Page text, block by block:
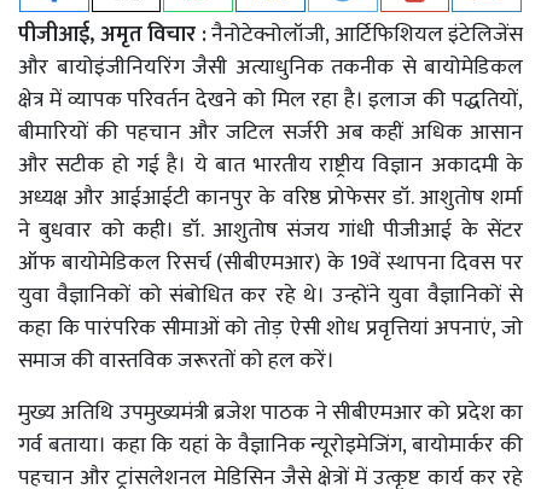
पीजीआई, अमृत विचार :नैनोटेक्नोलॉजी, आर्टिफिशियल इंटेलिजेंस
और बायोइंजीनियरिंग जैसी अत्याधुनिक तकनीक से बायोमेडिकल
क्षेत्र में व्यापक परिवर्तन देखने को मिल रहा है। इलाज की पद्धतियों,
बीमारियों की पहचान और जटिल सर्जरी अब कहीं अधिक आसान
और सटीक हो गई है। ये बात भारतीय राष्ट्रीय विज्ञान अकादमी के
अध्यक्ष और आईआईटी कानपुर के वरिष्ठ प्रोफेसर डॉ. आशुतोष शर्मा
ने बुधवार को कही। डॉ. आशुतोष संजय गांधी पीजीआई के सेंटर
ऑफ बायोमेडिकल रिसर्च (सीबीएमआर) के 19वें स्थापना दिवस पर
युवा वैज्ञानिकों को संबोधित कर रहे थे। उन्होंने युवा वैज्ञानिकों से
कहा कि पारंपरिक सीमाओं को तोड़ ऐसी शोध प्रवृत्तियां अपनाएं, जो
समाज की वास्तविक जरूरतों को हल करें।
मुख्य अतिथि उपमुख्यमंत्री ब्रजेश पाठक ने सीबीएमआर को प्रदेश का
गर्व बताया। कहा कि यहां के वैज्ञानिक न्यूरोइमेजिंग, बायोमार्कर की
पहचान और ट्रांसलेशनल मेडिसिन जैसे क्षेत्रों में उत्कृष्ट कार्य कर रहे